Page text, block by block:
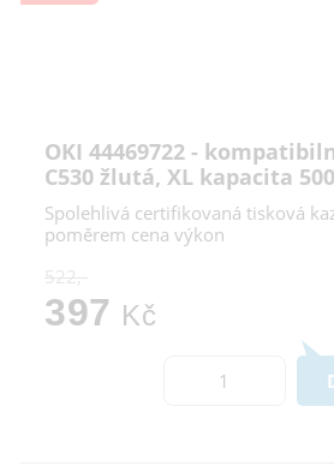
OKI 44469722 -
C530 žlutá, XL kapacita
Spolehlivá certifikovaná tisková
poměrem cena výkon
522,-
397 Kč